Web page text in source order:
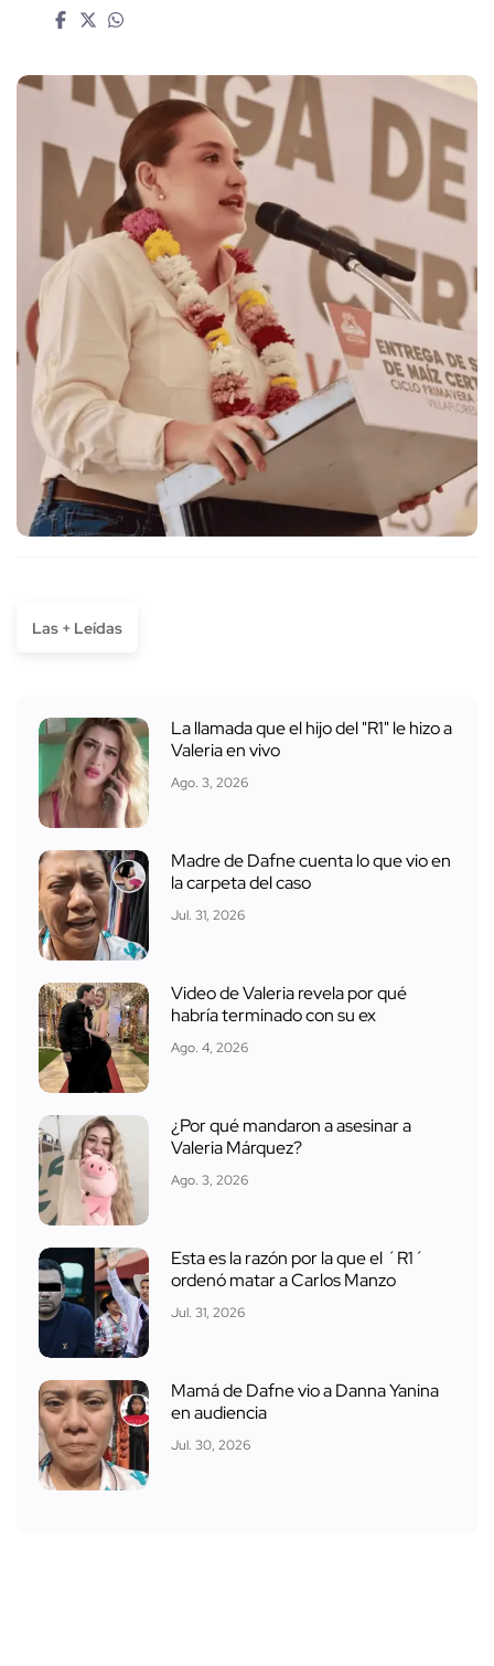
Las + Leídas
La llamada que el hijo del "R1" le hizo a
Valeria en vivo
Ago. 3, 2026
Madre de Dafne cuenta lo que vio en
la carpeta del caso
Jul. 31, 2026
Video de Valeria revela por qué
habría terminado con su ex
Ago. 4, 2026
¿Por qué mandaron a asesinar a
Valeria Márquez?
Ago. 3, 2026
Esta es la razón por la que el ´R1´
ordenó matar a Carlos Manzo
Jul. 31, 2026
Mamá de Dafne vio a Danna Yanina
en audiencia
Jul. 30, 2026